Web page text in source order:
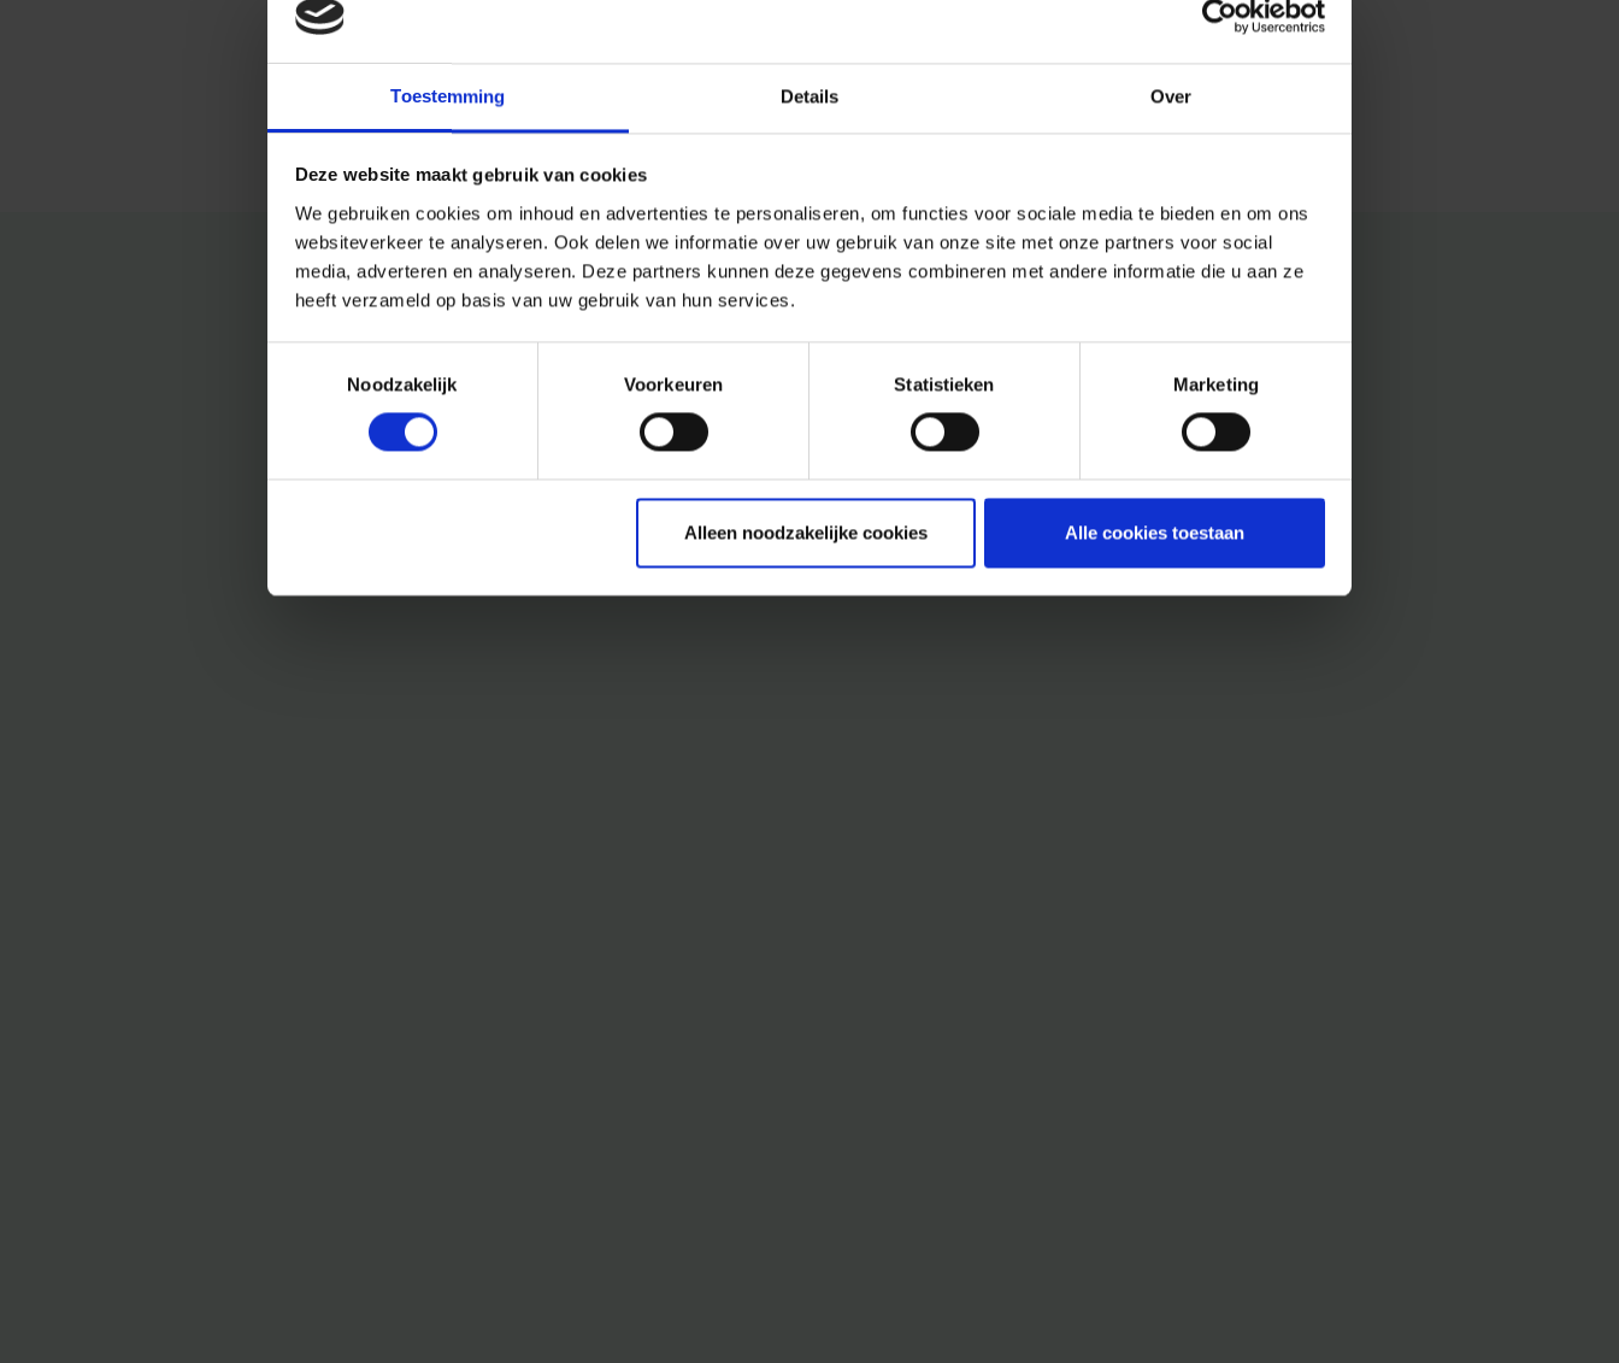
Toestemming Details Over
Deze website maakt gebruik van cookies
We gebruiken cookies om inhoud en advertenties te personaliseren, om functies voor sociale media te bieden en om ons
websiteverkeer te analyseren. Ook delen we informatie over uw gebruik van onze site met onze partners voor social
media, adverteren en analyseren. Deze partners kunnen deze gegevens combineren met andere informatie die u aan ze
heeft verzameld op basis van uw gebruik van hun services.
Noodzakelijk
Voorkeuren Statistieken Marketing
Alleen noodzakelijke cookies Alle cookies toestaan